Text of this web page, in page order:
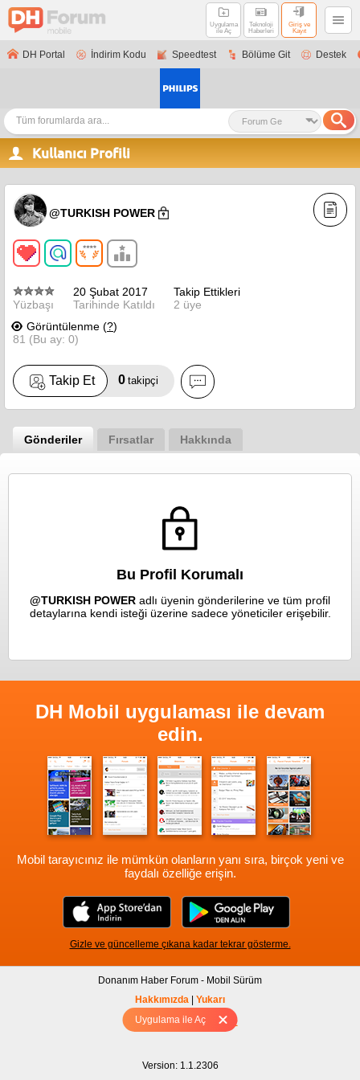
Uygulama
ile Aç
Uygulama ile Aç
Teknoloji
Haberleri
Giriş ve
Kayıt
DH Portal İndirim Kodu Speedtest Bölüme Git Destek
Kullanıcı Profili
@TURKISH POWER
Yüzbaşı
20 Şubat 2017
Tarihinde Katıldı
Takip Ettikleri
2 üye
Görüntülenme (?)
81 (Bu ay: 0)
Takip Et 0 takipçi
Gönderiler Fırsatlar Hakkında
Bu Profil Korumalı
@TURKISH POWER adlı üyenin gönderilerine ve tüm profil
detaylarına kendi isteği üzerine sadece yöneticiler erişebilir.
DH Mobil uygulaması ile devam
edin.
Mobil tarayıcınız ile mümkün olanların yanı sıra, birçok yeni ve
faydalı özelliğe erişin.
Gizle ve güncelleme çıkana kadar tekrar gösterme.
Donanım Haber Forum - Mobil Sürüm
Hakkımızda | Yukarı
Tam sürüm için Tıklayınız
Version: 1.1.2306